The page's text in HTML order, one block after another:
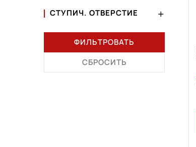
СТУПИЧ. ОТВЕРСТИЕ
ФИЛЬТРОВАТЬ
СБРОСИТЬ